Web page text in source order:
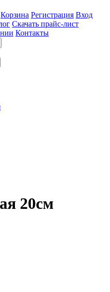
Корзина Регистрация Вход
Скачать прайс-лист
Контакты
20см